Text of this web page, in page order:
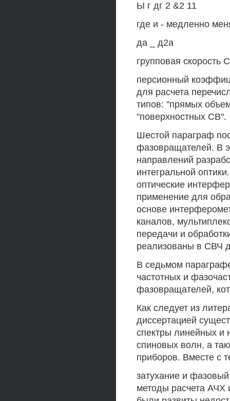
Ы г дг 2 &2 11
где и - медленно
да _ д2а
групповая
персионный
для расчета
типов: "прямых
"поверхностных СВ".
Шестой параграф
фазовращателей. В
направлений
интегральной
оптические
применение для
основе
каналов,
передачи и
реализованы в СВЧ
В седьмом
частотных и
фазовращателей,
Как следует из
диссертацией
спектры линейных и
спиновых волн, а
приборов. Вместе с
затухание и
методы расчета